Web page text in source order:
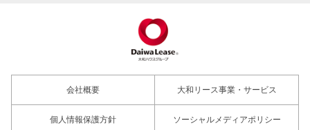
会社概要 大和リース事業・サービス
個人情報保護方針 ソーシャルメディアポリシー